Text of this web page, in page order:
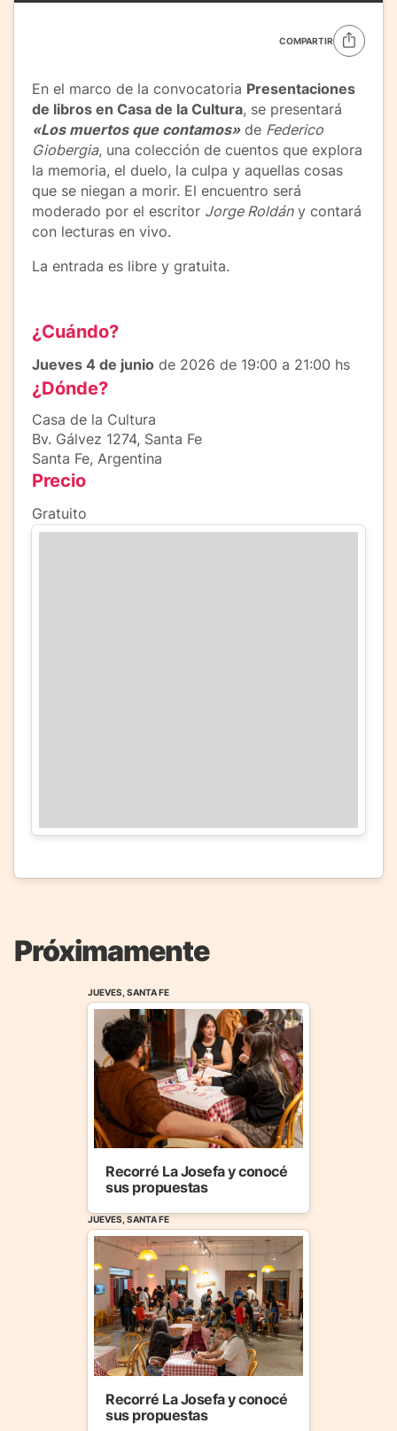
COMPARTIR
En el marco de la convocatoria Presentaciones
de libros en Casa de la Cultura, se presentará
«Los muertos que contamos»de Federico
Giobergia, una colección de cuentos que explora
la memoria, el duelo, la culpa y aquellas cosas
que se niegan a morir. El encuentro será
moderado por el escritor Jorge Roldány contará
con lecturas en vivo.
La entrada es libre y gratuita.
¿Cuándo?
Jueves 4 de junio de 2026 de 19:00 a 21:00 hs
¿Dónde?
Casa de la Cultura
Bv. Gálvez 1274, Santa Fe
Santa Fe, Argentina
Precio
Gratuito
Próximamente
JUEVES, SANTA FE
Recorré La Josefa y conocé
sus propuestas
JUEVES, SANTA FE
Recorré La Josefa y conocé
sus propuestas